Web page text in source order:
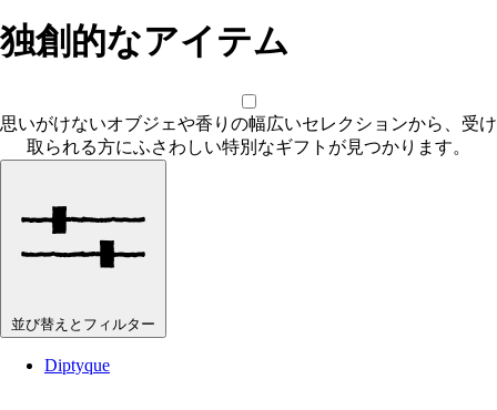
独創的なアイテム
思いがけないオブジェや香りの幅広いセレクションから、受け
取られる方にふさわしい特別なギフトが見つかります。
並び替えとフィルター
Diptyque